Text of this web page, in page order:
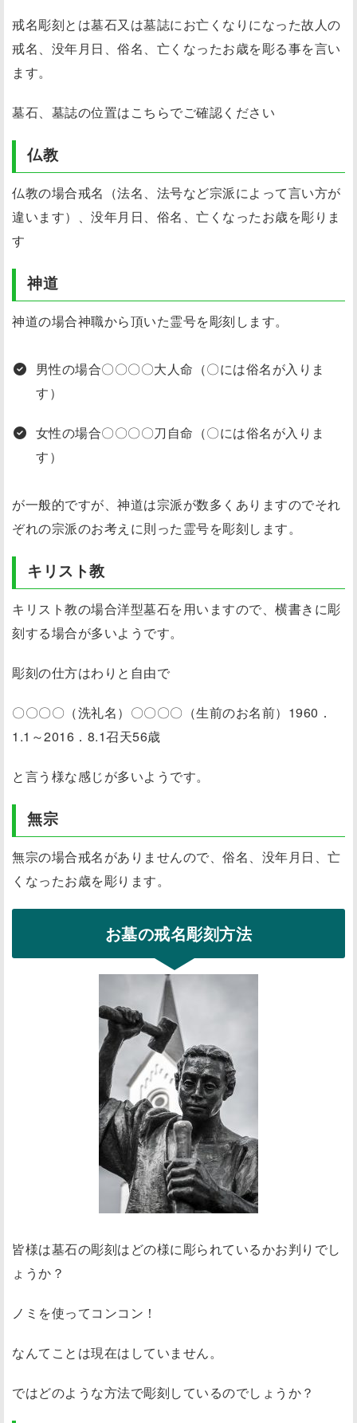
戒名彫刻とは墓石又は墓誌にお亡くなりになった故人の
戒名、没年月日、俗名、亡くなったお歳を彫る事を言い
ます。
墓石、墓誌の位置はこちらでご確認ください
仏教
仏教の場合戒名（法名、法号など宗派によって言い方が
違います）、没年月日、俗名、亡くなったお歳を彫りま
す
神道
神道の場合神職から頂いた霊号を彫刻します。
男性の場合〇〇〇〇大人命（〇には俗名が入りま
す）
女性の場合〇〇〇〇刀自命（〇には俗名が入りま
す）
が一般的ですが、神道は宗派が数多くありますのでそれ
ぞれの宗派のお考えに則った霊号を彫刻します。
キリスト教
キリスト教の場合洋型墓石を用いますので、横書きに彫
刻する場合が多いようです。
彫刻の仕方はわりと自由で
〇〇〇〇（洗礼名）〇〇〇〇（生前のお名前）1960．
1.1～2016．8.1召天56歳
と言う様な感じが多いようです。
無宗
無宗の場合戒名がありませんので、俗名、没年月日、亡
くなったお歳を彫ります。
お墓の戒名彫刻方法
皆様は墓石の彫刻はどの様に彫られているかお判りでし
ょうか？
ノミを使ってコンコン！
なんてことは現在はしていません。
ではどのような方法で彫刻しているのでしょうか？